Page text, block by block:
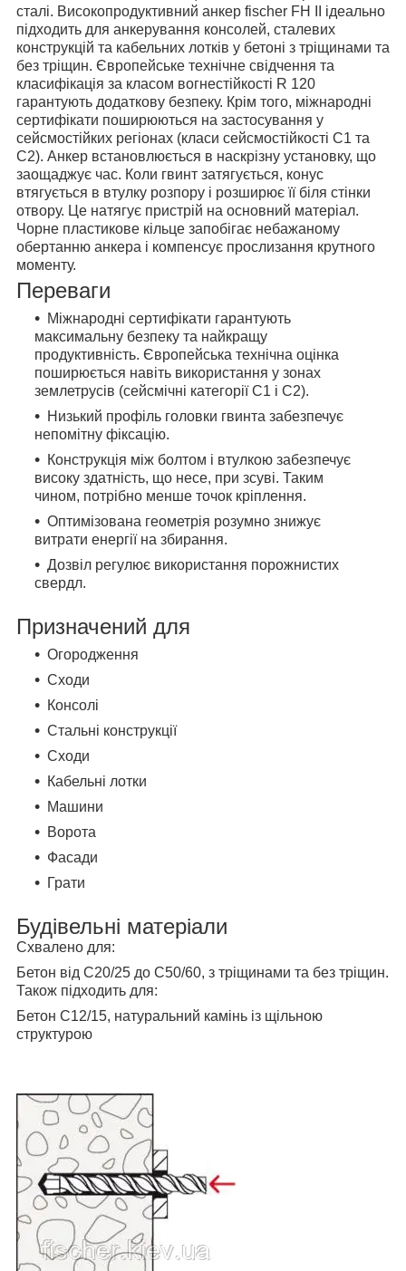
сталі. Високопродуктивний анкер fischer FH II ідеально
підходить для анкерування консолей, сталевих
конструкцій та кабельних лотків у бетоні з тріщинами та
без тріщин. Європейське технічне свідчення та
класифікація за класом вогнестійкості R 120
гарантують додаткову безпеку. Крім того, міжнародні
сертифікати поширюються на застосування у
сейсмостійких регіонах (класи сейсмостійкості C1 та
C2). Анкер встановлюється в наскрізну установку, що
заощаджує час. Коли гвинт затягується, конус
втягується в втулку розпору і розширює її біля стінки
отвору. Це натягує пристрій на основний матеріал.
Чорне пластикове кільце запобігає небажаному
обертанню анкера і компенсує прослизання крутного
моменту.
Переваги
Міжнародні сертифікати гарантують
максимальну безпеку та найкращу
продуктивність. Європейська технічна оцінка
поширюється навіть використання у зонах
землетрусів (сейсмічні категорії C1 і C2).
Низький профіль головки гвинта забезпечує
непомітну фіксацію.
Конструкція між болтом і втулкою забезпечує
високу здатність, що несе, при зсуві. Таким
чином, потрібно менше точок кріплення.
Оптимізована геометрія розумно знижує
витрати енергії на збирання.
Дозвіл регулює використання порожнистих
свердл.
Призначений для
Огородження
Сходи
Консолі
Стальні конструкції
Сходи
Кабельні лотки
Машини
Ворота
Фасади
Грати
Будівельні матеріали
Схвалено для:
Бетон від C20/25 до C50/60, з тріщинами та без тріщин.
Також підходить для:
Бетон С12/15, натуральний камінь із щільною
структурою